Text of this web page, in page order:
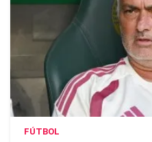
FÚTBOL